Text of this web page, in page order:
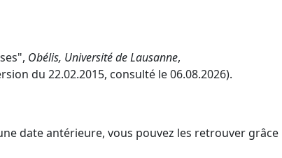
Obélis, Université de Lausanne,
du 22.02.2015, consulté le 06.08.2026).
date antérieure, vous pouvez les retrouver grâce